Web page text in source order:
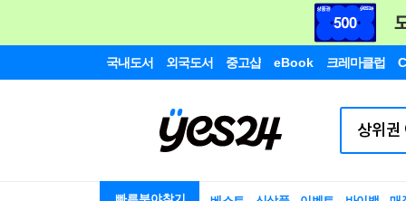
국내도서 외국도서 중고샵 eBook 크레마클럽